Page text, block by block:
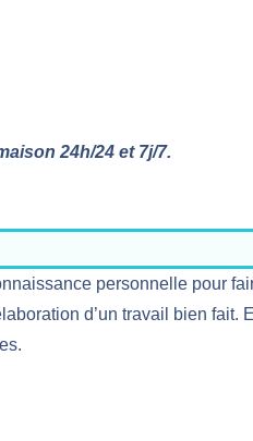
24h/24 et 7j/7.
personnelle pour
d’un travail bien fait.